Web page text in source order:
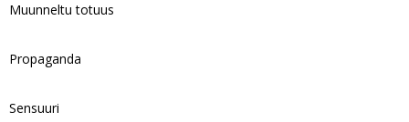
Muunneltu totuus
Propaganda
Sensuuri